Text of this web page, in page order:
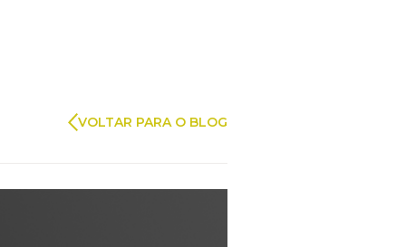
VOLTAR PARA O BLOG